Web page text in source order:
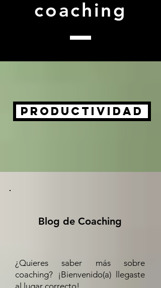
coaching
Productividad
Blog de Coaching
¿Quieres saber más sobre
coaching? ¡Bienvenido(a) llegaste
al lugar correcto!